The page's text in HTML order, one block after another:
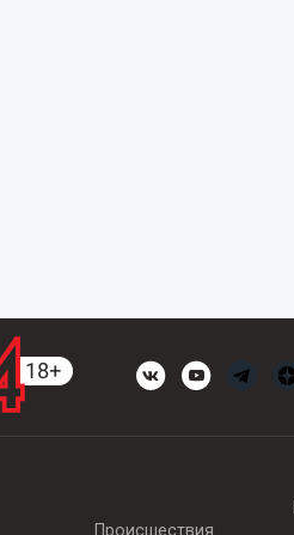
Происшествия